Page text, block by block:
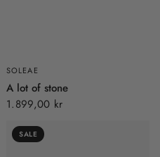
SOLEAE
A lot of stone
1.899,00 kr
SALE